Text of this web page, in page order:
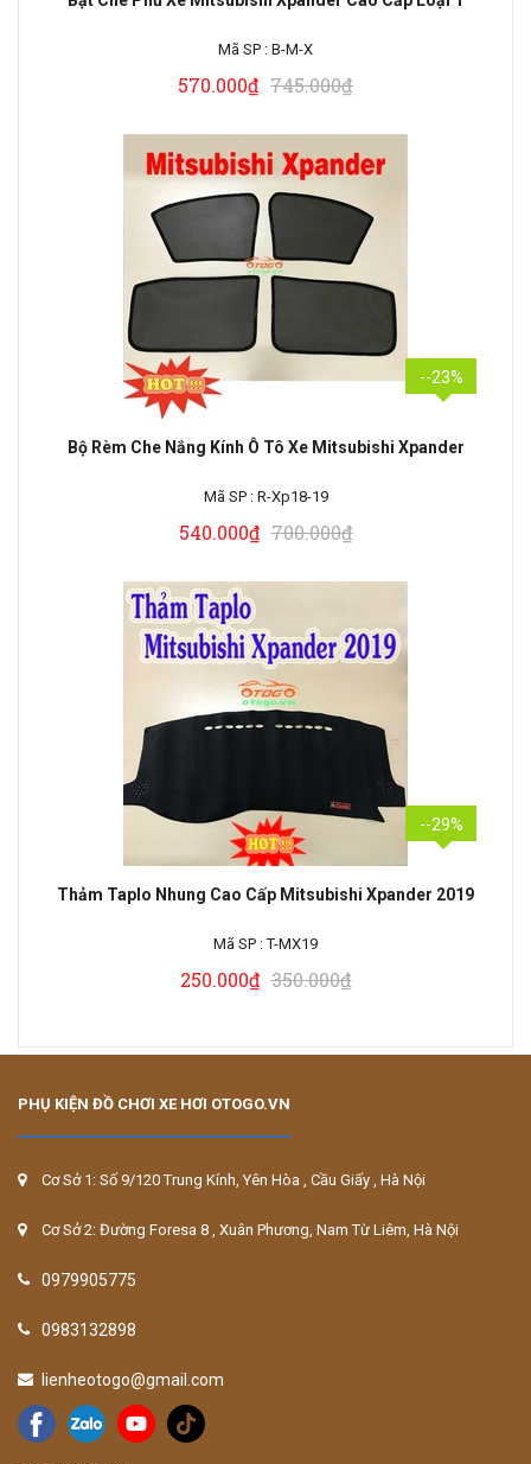
Mã SP : B-M-X
570.000₫ 745.000₫
--23%
Bộ Rèm Che Nắng Kính Ô Tô Xe Mitsubishi Xpander
Mã SP : R-Xp18-19
540.000₫ 700.000₫
--29%
Thảm Taplo Nhung Cao Cấp Mitsubishi Xpander 2019
Mã SP :T-MX19
250.000₫ 350.000₫
PHỤ KIỆN ĐỒ CHƠI XE HƠI OTOGO.VN
Cơ Sở 1: Số 9/120 Trung Kính, Yên Hòa , Cầu Giấy , Hà Nội
Cơ Sở 2: Đường Foresa 8 , Xuân Phương, Nam Từ Liêm, Hà Nội
0979905775
0983132898
lienheotogo@gmail.com